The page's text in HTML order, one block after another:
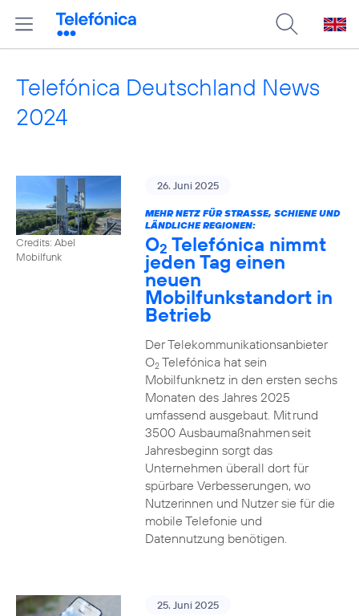
Telefónica Deutschland News
2024
Credits: Abel
Mobilfunk
26. Juni 2025
MEHR NETZ FÜR STRASSE, SCHIENE UND L
ÄNDLICHE REGIONEN:
O2 Telefónica nimmt
jeden Tag einen
neuen
Mobilfunkstandort in
Betrieb
Der Telekommunikationsanbieter
O2Telefónica hat sein
Mobilfunknetz in den ersten sechs
Monaten des Jahres 2025
umfassend ausgebaut. Mit rund
3500 Ausbaumaßnahmen seit
Jahresbeginn sorgt das
Unternehmen überall dort für
spürbare Verbesserungen, wo
Nutzerinnen und Nutzer sie für die
mobile Telefonie und
Datennutzung benötigen.
25. Juni 2025